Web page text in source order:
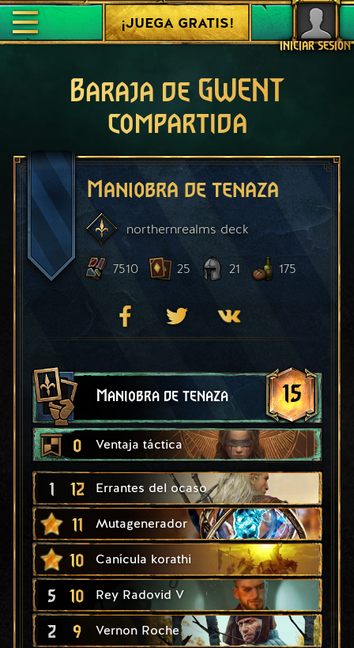
INICIAR SESIÓN
¡JUEGA GRATIS!
Baraja de GWENT
compartida
Maniobra de tenaza
northernrealmsdeck
7510 25 21 175
Maniobra de tenaza 15
0 Ventaja táctica
1 12 Errantes del ocaso
11 Mutagenerador
10 Canícula korathi
5 10 Rey Radovid V
2 9 Vernon Roche